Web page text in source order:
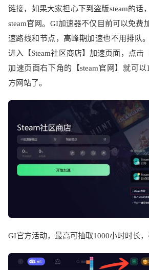
链接，如果大家担心下到盗版steam的话
steam官网。 GI加速器不仅目前可以免费
速路线和节点，高峰期加速也不用排队
进入【Steam社区商店】加速页面，点击
加速页面右下角的【steam官网】就可
方网站了。
GI官方活动，最高可抽取1000小时时长，